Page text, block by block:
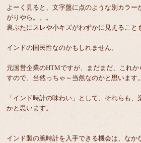
よーく見ると、文字盤に点のような別カラー
がりやら。。。
裏ぶたにスレや小キズがわずかに見えること
インドの国民性なのかもしれません。
元国営企業のHTMですが、まだまだ、これ
すので、当然っちゃ～当然なのかと思います。
「インド時計の味わい」として、それらも
かと思います。
インド製の腕時計を入手できる機会は、なか